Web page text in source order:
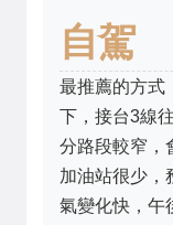
自駕
最推薦的方式
下，接台3線
分路段較窄，
加油站很少，
氣變化快，午